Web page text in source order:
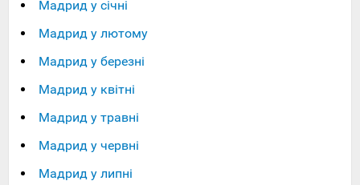
Мадрид у січні
Мадрид у лютому
Мадрид у березні
Мадрид у квітні
Мадрид у травні
Мадрид у червні
Мадрид у липні